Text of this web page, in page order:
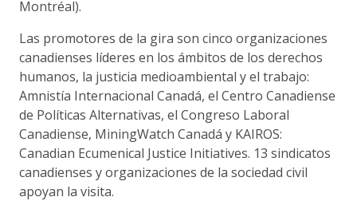
Montréal).
Las promotores de la gira son cinco organizaciones
canadienses líderes en los ámbitos de los derechos
humanos, la justicia medioambiental y el trabajo:
Amnistía Internacional Canadá, el Centro Canadiense
de Políticas Alternativas, el Congreso Laboral
Canadiense, MiningWatch Canadá y KAIROS:
Canadian Ecumenical Justice Initiatives. 13 sindicatos
canadienses y organizaciones de la sociedad civil
apoyan la visita.